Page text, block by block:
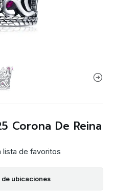
Corona De Reina
lista de favoritos
ubicaciones